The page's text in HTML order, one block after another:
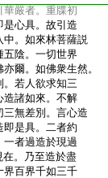
華嚴者。重牒初
是心具。故引造
中。如來林菩薩説
五陰。一切世界
爾。如佛衆生然。
。若人欲求知三
造諸如來。不解
無差別。言心造
即是具。二者約
一者過造於現過
。乃至造於盡
界百界千如三千